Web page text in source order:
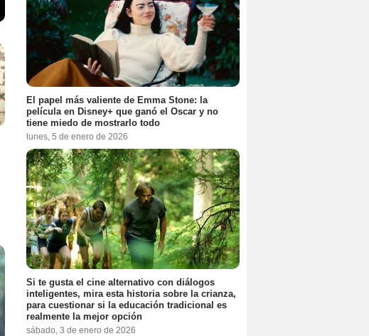
El papel más valiente de Emma Stone: la
película en Disney+ que ganó el Oscar y no
tiene miedo de mostrarlo todo
lunes, 5 de enero de 2026
Si te gusta el cine alternativo con diálogos
inteligentes, mira esta historia sobre la crianza,
para cuestionar si la educación tradicional es
realmente la mejor opción
sábado, 3 de enero de 2026